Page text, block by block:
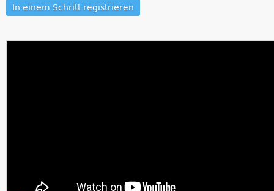
In einem Schritt registrieren